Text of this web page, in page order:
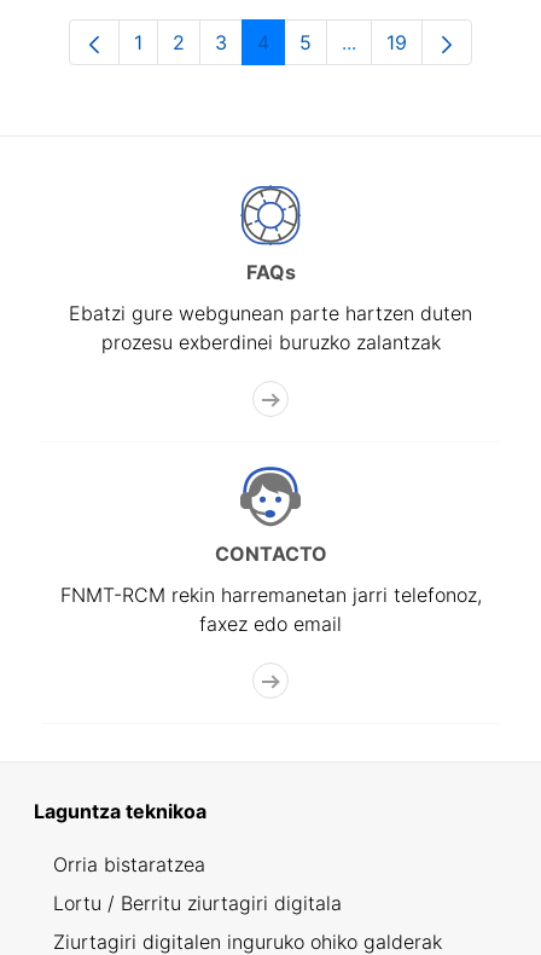
Orrialdea
1 Orrialdea
2 Orrialdea
3 Orrialdea
4 Orrialdea
5 ...Intermediate Pages
Orrialdea
19
FAQs
Ebatzi gure webgunean parte hartzen duten
prozesu exberdinei buruzko zalantzak
CONTACTO
FNMT-RCM rekin harremanetan jarri telefonoz,
faxez edo email
Laguntza teknikoa
Orria bistaratzea
Lortu / Berritu ziurtagiri digitala
Ziurtagiri digitalen inguruko ohiko galderak